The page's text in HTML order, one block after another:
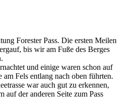
Forester Pass. Die ersten Meilen
bis wir am Fuße des Berges
und einige waren schon auf
am Fels entlang nach oben führten.
war auch gut zu erkennen,
auf der anderen Seite zum Pass